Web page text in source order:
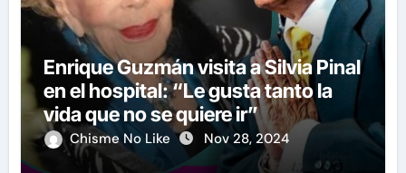
Enrique Guzmán visita a Silvia Pinal
en el hospital: “Le gusta tanto la
vida que no se quiere ir”
Chisme No Like Nov 28, 2024